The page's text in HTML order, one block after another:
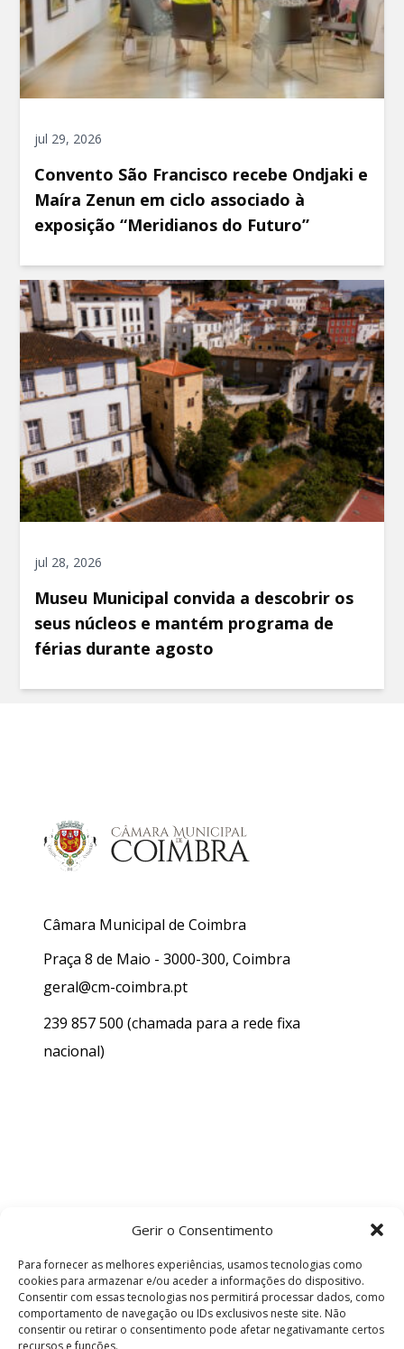
Gerir o Consentimento
Para fornecer as melhores experiências, usamos tecnologias como
cookies para armazenar e/ou aceder a informações do dispositivo.
Consentir com essas tecnologias nos permitirá processar dados, como
comportamento de navegação ou IDs exclusivos neste site. Não
consentir ou retirar o consentimento pode afetar negativamante certos
recursos e funções.
jul 29, 2026
Convento São Francisco recebe Ondjaki e
Maíra Zenun em ciclo associado à
exposição “Meridianos do Futuro”
jul 28, 2026
Museu Municipal convida a descobrir os
seus núcleos e mantém programa de
férias durante agosto
Câmara Municipal de Coimbra
Praça 8 de Maio - 3000-300, Coimbra
geral@cm-coimbra.pt
239 857 500 (chamada para a rede fixa
nacional)